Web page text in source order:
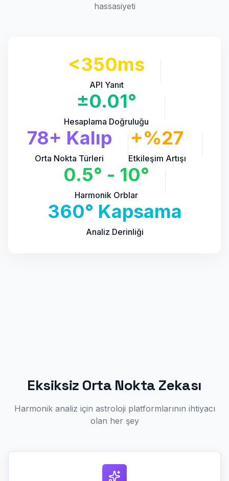
hassasiyeti
<350ms
API Yanıt
±0.01°
Hesaplama Doğruluğu
78+ Kalıp
Orta Nokta Türleri
+%27
Etkileşim Artışı
0.5° - 10°
Harmonik Orblar
360° Kapsama
Analiz Derinliği
Eksiksiz Orta Nokta Zekası
Harmonik analiz için astroloji platformlarının ihtiyacı
olan her şey